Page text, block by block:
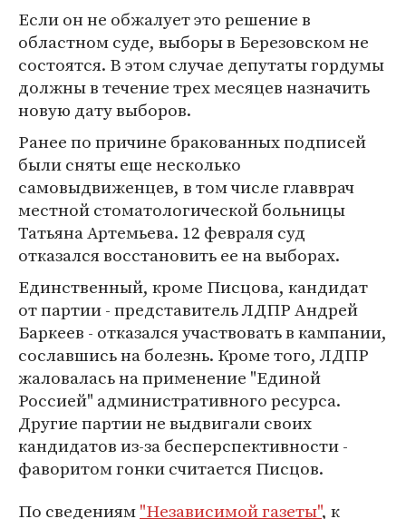
Если он не обжалует это решение в
областном суде, выборы в Березовском не
состоятся. В этом случае депутаты гордумы
должны в течение трех месяцев назначить
новую дату выборов.
Ранее по причине бракованных подписей
были сняты еще несколько
самовыдвиженцев, в том числе главврач
местной стоматологической больницы
Татьяна Артемьева. 12 февраля суд
отказался восстановить ее на выборах.
Единственный, кроме Писцова, кандидат
от партии - представитель ЛДПР Андрей
Баркеев - отказался участвовать в кампании,
сославшись на болезнь. Кроме того, ЛДПР
жаловалась на применение "Единой
Россией" административного ресурса.
Другие партии не выдвигали своих
кандидатов из-за бесперспективности -
фаворитом гонки считается Писцов.
По сведениям"Независимой газеты", к